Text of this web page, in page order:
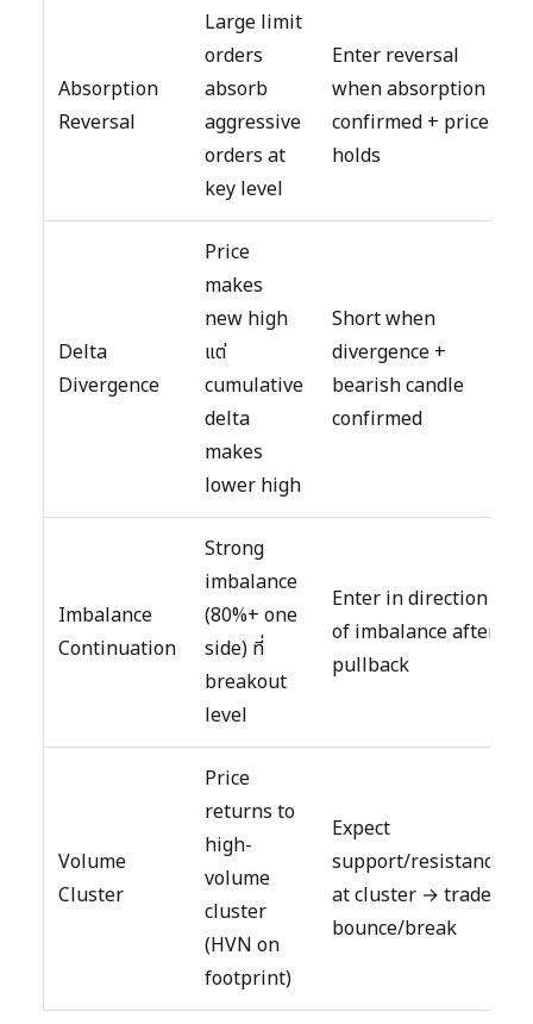
Absorption
Reversal
Large limit
orders
absorb
aggressive
orders at
key level
Enter reversal
when absorption
confirmed + price
holds
Delta
Divergence
Price
makes
new high
แต่
cumulative
delta
makes
lower high
Short when
divergence +
bearish candle
confirmed
Imbalance
Continuation
Strong
imbalance
(80%+ one
side) ที่
breakout
level
Enter in direction
of imbalance after
pullback
Volume
Cluster
Price
returns to
high-
volume
cluster
(HVN on
footprint)
Expect
support/resistance
at cluster → trade
bounce/break